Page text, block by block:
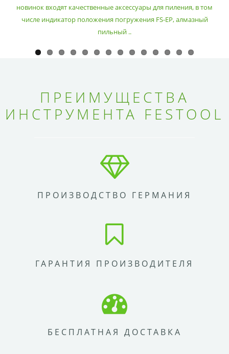
новинок входят качественные аксессуары для пиления, в том
числе индикатор положения погружения FS-EP, алмазный
пильный ..
ПРЕИМУЩЕСТВА
ИНСТРУМЕНТА FESTOOL
ПРОИЗВОДСТВО ГЕРМАНИЯ
ГАРАНТИЯ ПРОИЗВОДИТЕЛЯ
БЕСПЛАТНАЯ ДОСТАВКА